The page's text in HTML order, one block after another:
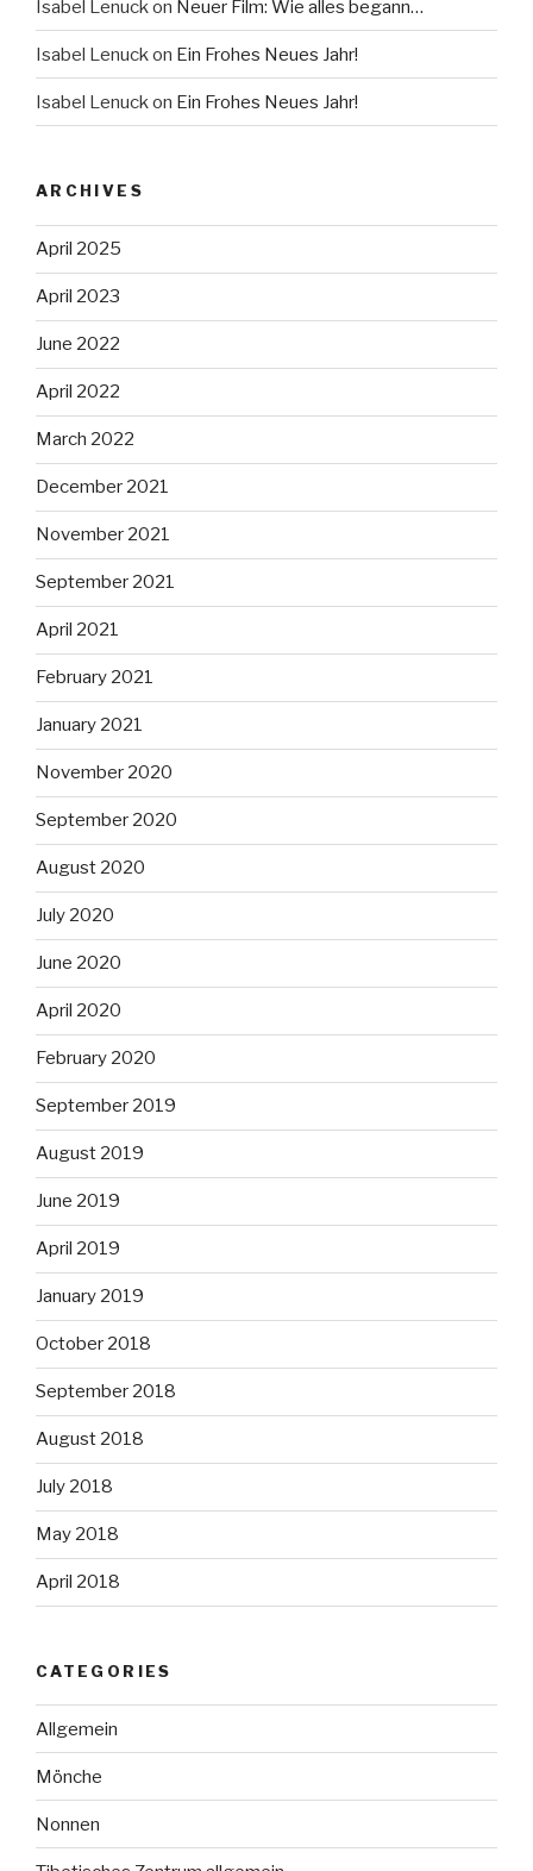
Isabel Lenuckon Neuer Film: Wie alles begann…
Isabel Lenuckon Ein Frohes Neues Jahr!
Isabel Lenuckon Ein Frohes Neues Jahr!
ARCHIVES
April 2025
April 2023
June 2022
April 2022
March 2022
December 2021
November 2021
September 2021
April 2021
February 2021
January 2021
November 2020
September 2020
August 2020
July 2020
June 2020
April 2020
February 2020
September 2019
August 2019
June 2019
April 2019
January 2019
October 2018
September 2018
August 2018
July 2018
May 2018
April 2018
CATEGORIES
Allgemein
Mönche
Nonnen